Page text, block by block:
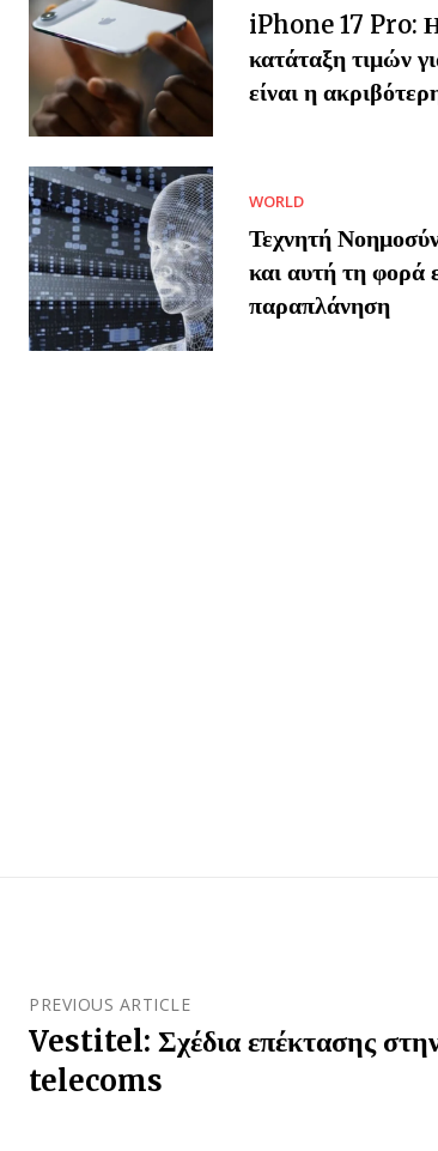
iPhone 17 Pro: Η
κατάταξη τιμών
είναι η
WORLD
Τεχνητή
και αυτή τη φορά
παραπλάνηση
PREVIOUS ARTICLE
Vestitel: Σχέδια επέκτασης
telecoms